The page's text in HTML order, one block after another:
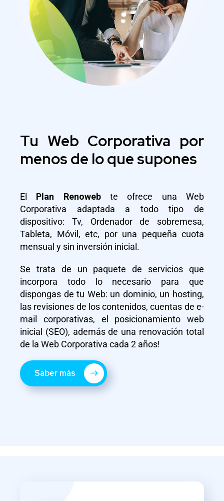
Tu Web Corporativa por
menos de lo que supones
El Plan Renowebte ofrece una Web
Corporativa adaptada a todo tipo de
dispositivo: Tv, Ordenador de sobremesa,
Tableta, Móvil, etc, por una pequeña cuota
mensual y sin inversión inicial.
Se trata de un paquete de servicios que
incorpora todo lo necesario para que
dispongas de tu Web: un dominio, un hosting,
las revisiones de los contenidos, cuentas de e-
mail corporativas, el posicionamiento web
inicial (SEO), además de una renovación total
de la Web Corporativa cada 2 años!
Saber más